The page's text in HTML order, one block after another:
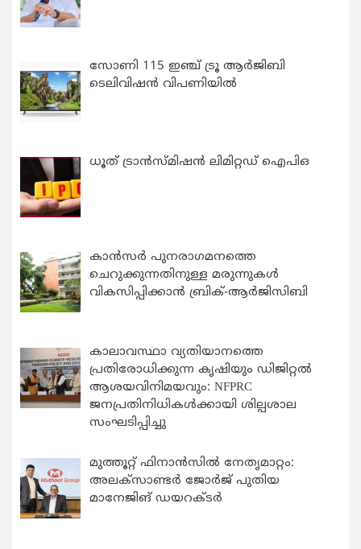
സോണി 115 ഇഞ്ച് ട്രൂ ആർജിബി
ടെലിവിഷൻ വിപണിയിൽ
ധൂത് ട്രാൻസ്മിഷൻ ലിമിറ്റഡ് ഐപിഒ
കാന്‍സര്‍ പുനരാഗമനത്തെ
ചെറുക്കുന്നതിനുള്ള മരുന്നുകള്‍
വികസിപ്പിക്കാന്‍ ബ്രിക്-ആര്‍ജിസിബി
കാലാവസ്ഥാ വ്യതിയാനത്തെ
പ്രതിരോധിക്കുന്ന കൃഷിയും ഡിജിറ്റൽ
ആശയവിനിമയവും: NFPRC
ജനപ്രതിനിധികൾക്കായി ശില്പശാല
സംഘടിപ്പിച്ചു
മുത്തൂറ്റ് ഫിനാൻസിൽ നേതൃമാറ്റം:
അലക്സാണ്ടർ ജോർജ് പുതിയ
മാനേജിങ് ഡയറക്ടർ